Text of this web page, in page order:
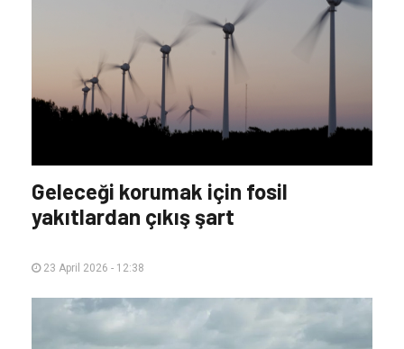
Geleceği korumak için fosil
yakıtlardan çıkış şart
23 April 2026 - 12:38